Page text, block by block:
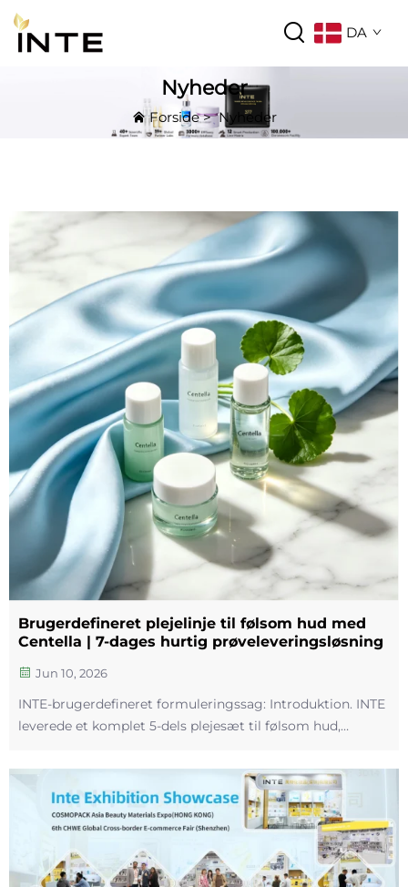
DA
Nyheder
Forside>Nyheder
Brugerdefineret plejelinje til følsom hud med
Centella | 7-dages hurtig prøveleveringsløsning
Jun 10, 2026
INTE-brugerdefineret formuleringssag: Introduktion. INTE
leverede et komplet 5-dels plejesæt til følsom hud,
til et udenlandsk skønhedsbrand. Centella asiatica
anvendes som kerneingrediens på tværs af...